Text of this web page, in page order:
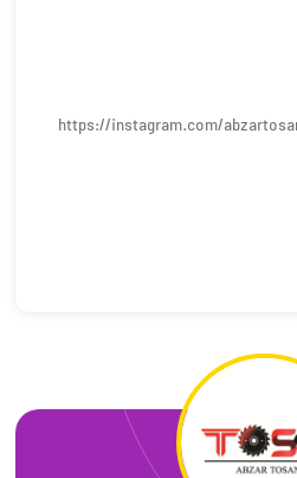
https://instagram.com/